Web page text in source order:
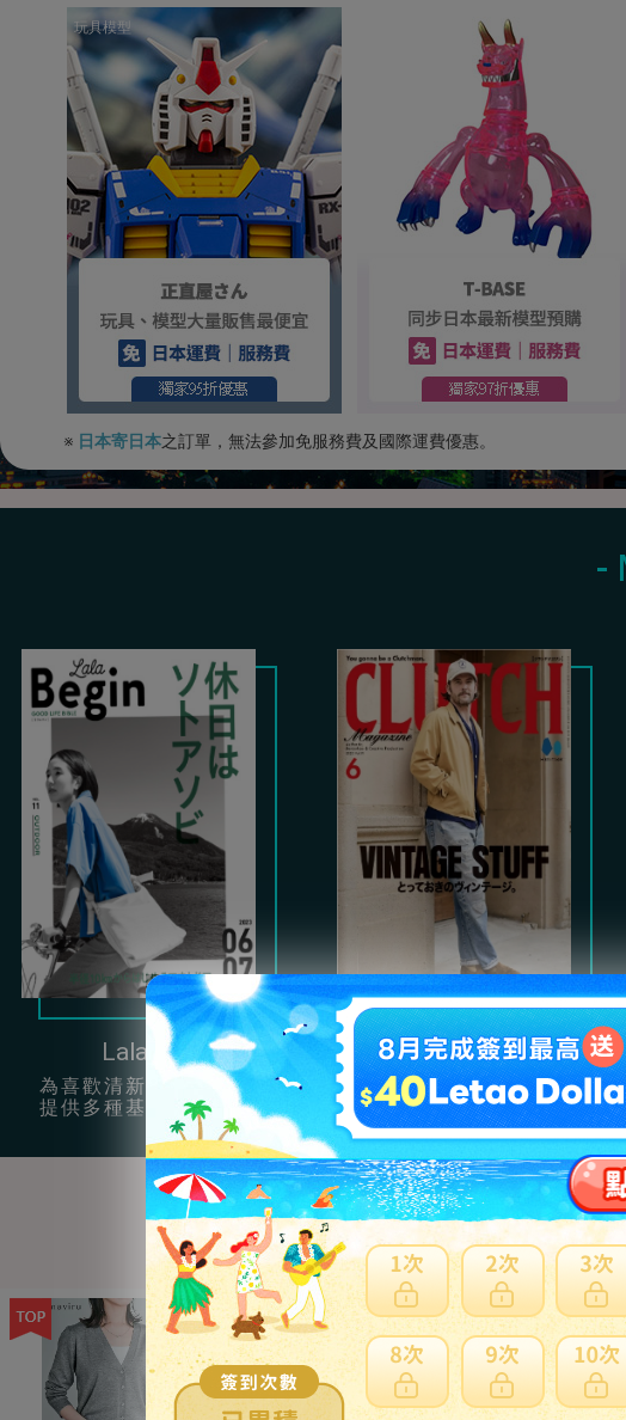
玩具模型
※ 日本寄日本之訂單，無法參加免服務費及國際運費優惠。
Lala Begin
為喜歡清新簡約風的女孩
提供多種基本單品穿搭。
Clutch
提供很多充滿男性魅力的
復古服飾配件。